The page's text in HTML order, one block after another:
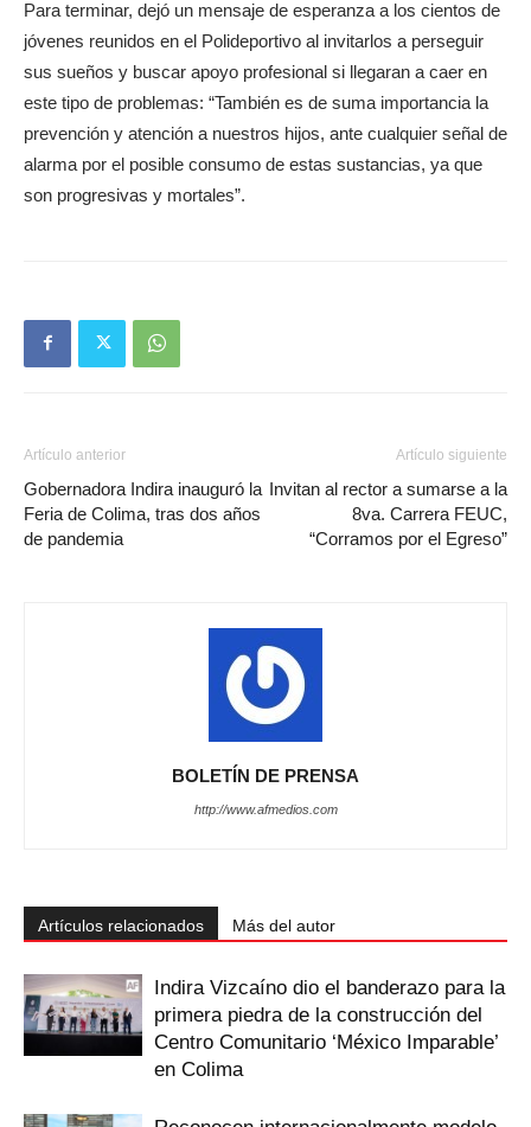
Para terminar, dejó un mensaje de esperanza a los cientos de
jóvenes reunidos en el Polideportivo al invitarlos a perseguir
sus sueños y buscar apoyo profesional si llegaran a caer en
este tipo de problemas: “También es de suma importancia la
prevención y atención a nuestros hijos, ante cualquier señal de
alarma por el posible consumo de estas sustancias, ya que
son progresivas y mortales”.
Artículo anterior
Gobernadora Indira inauguró la
Feria de Colima, tras dos años
de pandemia
Artículo siguiente
Invitan al rector a sumarse a la
8va. Carrera FEUC,
“Corramos por el Egreso”
BOLETÍN DE PRENSA
http://www.afmedios.com
Artículos relacionados Más del autor
Indira Vizcaíno dio el banderazo para la
primera piedra de la construcción del
Centro Comunitario ‘México Imparable’
en Colima